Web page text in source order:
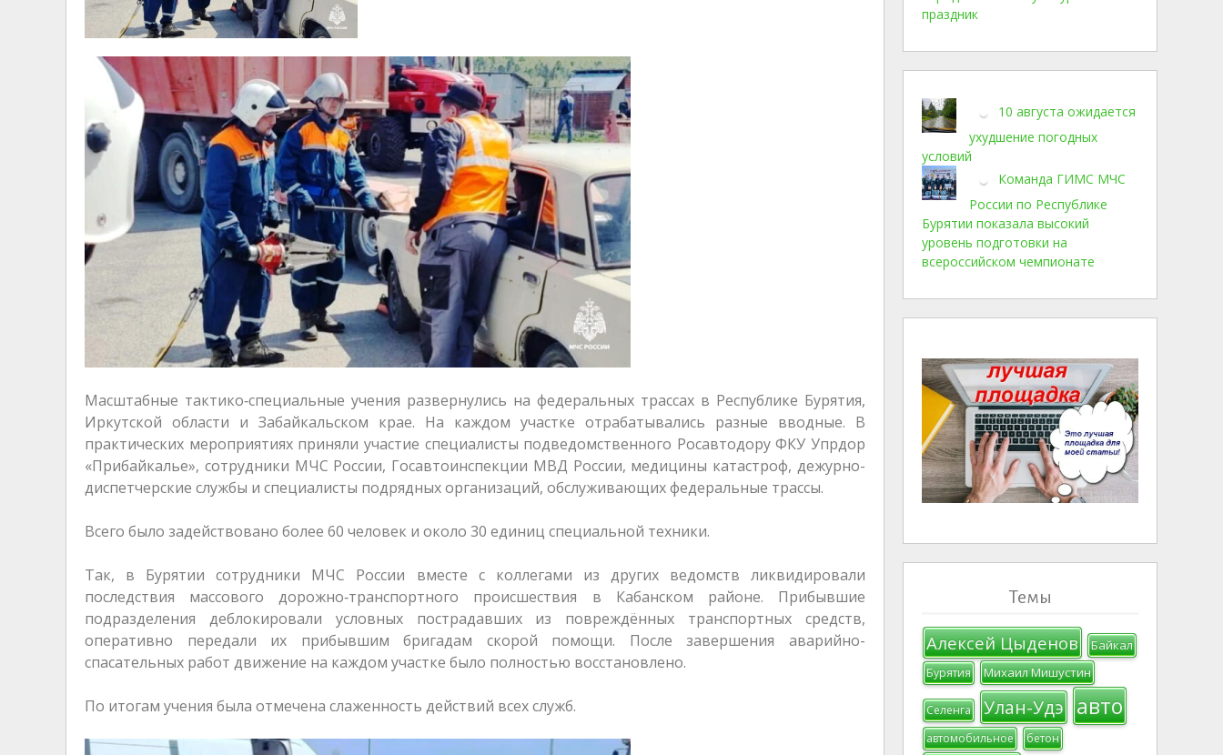
Масштабные тактико‑специальные учения развернулись на федеральных трассах в Республике Бурятия,
Иркутской области и Забайкальском крае. На каждом участке отрабатывались разные вводные. В
практических мероприятиях приняли участие специалисты подведомственного Росавтодору ФКУ Упрдор
«Прибайкалье», сотрудники МЧС России, Госавтоинспекции МВД России, медицины катастроф, дежурно-
диспетчерские службы и специалисты подрядных организаций, обслуживающих федеральные трассы.
Всего было задействовано более 60 человек и около 30 единиц специальной техники.
Так, в Бурятии сотрудники МЧС России вместе с коллегами из других ведомств ликвидировали
последствия массового дорожно‑транспортного происшествия в Кабанском районе. Прибывшие
подразделения деблокировали условных пострадавших из повреждённых транспортных средств,
оперативно передали их прибывшим бригадам скорой помощи. После завершения аварийно-
спасательных работ движение на каждом участке было полностью восстановлено.
По итогам учения была отмечена слаженность действий всех служб.
праздник
10 августа ожидается
ухудшение погодных
условий
Команда ГИМС МЧС
России по Республике
Бурятии показала высокий
уровень подготовки на
всероссийском чемпионате
Темы
Алексей Цыденов Байкал
Бурятия Михаил Мишустин
Селенга Улан-Удэ авто
автомобильное бетон